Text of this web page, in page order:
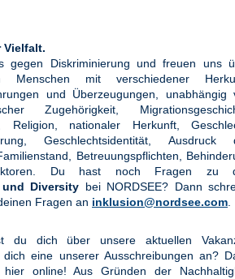
Vielfalt.
gegen Diskriminierung und freuen uns
Menschen mit verschiedener
und Überzeugungen, unabhängig
Zugehörigkeit,
Religion, nationaler Herkunft,
Geschlechtsidentität, Ausdruck
Betreuungspflichten,
Du hast noch Fragen zu
Diversity bei NORDSEE? Dann
Fragen an inklusion@nordsee.com
du dich über unsere aktuellen
dich eine unserer Ausschreibungen an?
online! Aus Gründen der